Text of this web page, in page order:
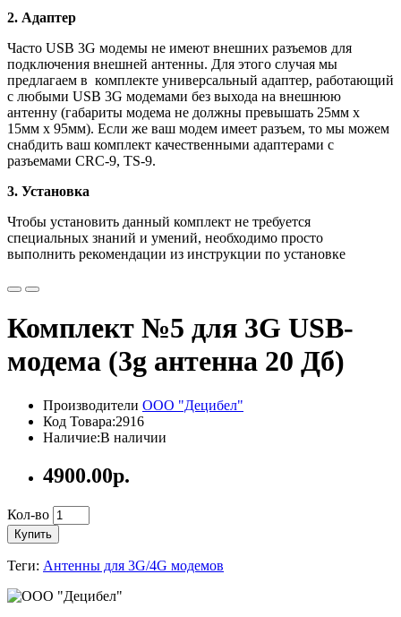
2. Адаптер
Часто USB 3G модемы не имеют внешних разъемов для
подключения внешней антенны. Для этого случая мы
предлагаем в комплекте универсальный адаптер, работающий
с любыми USB 3G модемами без выхода на внешнюю
антенну (габариты модема не должны превышать 25мм х
15мм х 95мм). Если же ваш модем имеет разъем, то мы можем
снабдить ваш комплект качественными адаптерами с
разъемами CRC-9, TS-9.
3. Установка
Чтобы установить данный комплект не требуется
специальных знаний и умений, необходимо просто
выполнить рекомендации из инструкции по установке
Комплект №5 для 3G USB-
модема (3g антенна 20 Дб)
Производители ООО "Децибел"
Код Товара:2916
Наличие:В наличии
4900.00р.
Кол-во
Купить
Теги: Антенны для 3G/4G модемов